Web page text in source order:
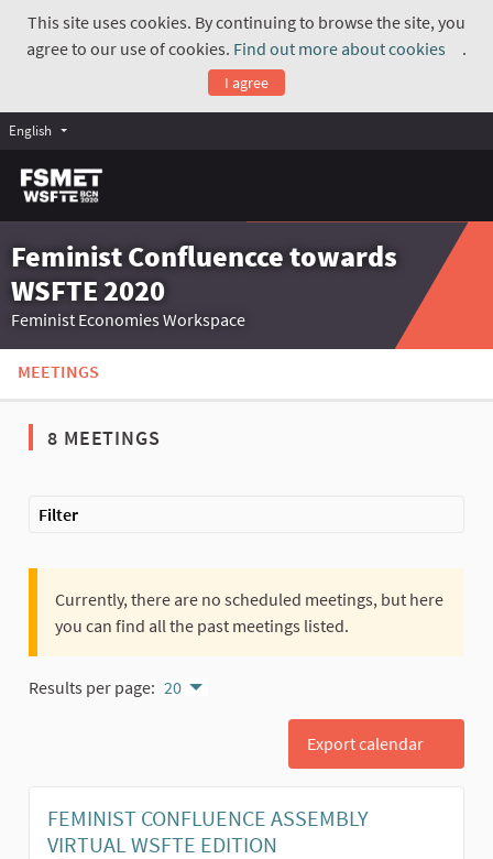
This site uses cookies. By continuing to browse the site, you
agree to our use of cookies. Find out more about cookies
.
I agree
English
Feminist Confluencce towards
WSFTE 2020
Feminist Economies Workspace
MEETINGS
The following element is a map which presents the items on
8 MEETINGS
Filter
Currently, there are no scheduled meetings, but here
you can find all the past meetings listed.
Results per page: 20
Export calendar
FEMINIST CONFLUENCE ASSEMBLY
VIRTUAL WSFTE EDITION